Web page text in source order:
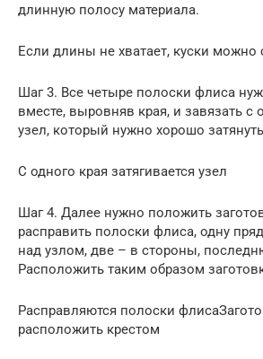
длинную полосу материала.
Если длины не хватает, куски можно
Шаг 3. Все четыре полоски флиса
вместе, выровняв края, и завязать с
узел, который нужно хорошо
С одного края затягивается узел
Шаг 4. Далее нужно положить
расправить полоски флиса, одну
над узлом, две – в стороны,
Расположить таким образом
Расправляются полоски
расположить крестом